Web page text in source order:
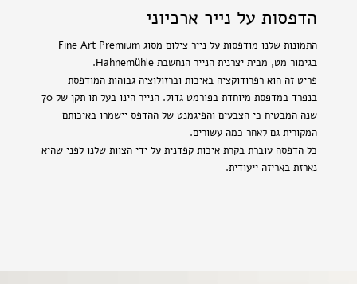
הדפסות על נייר ארכיוני
התמונות שלנו מודפסות על נייר צילום מסוג Fine Art Premium
בגימור מט, מבית יצרנית הנייר הנחשבת Hahnemühle.
פריט זה הוא רפרודוקציה באיכות וברזולוציה גבוהות המודפסת
בנפרד במדפסת מיוחדת בפורמט גדול. הנייר הינו בעל תו תקן של 70
שנה המבטיח כי הצבעים והפיגמנט של ההדפס יישמרו באיכותם
המקורית גם לאחר כמה עשורים.
כל הדפסה עוברת בקרת איכות קפדנית על ידי הצוות שלנו לפני שהיא
נארזת באריזה ייעודית.